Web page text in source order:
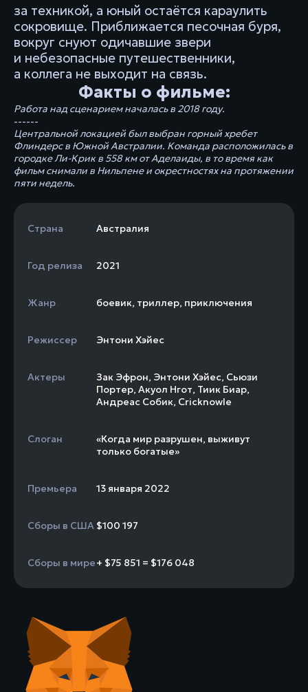
за техникой, а юный остаётся караулить
сокровище. Приближается песочная буря,
вокруг снуют одичавшие звери
и небезопасные путешественники,
а коллега не выходит на связь.
Факты о фильме:
Работа над сценарием началась в 2018 году.
------
Центральной локацией был выбран горный хребет
Флиндерс в Южной Австралии. Команда расположилась в
городке Ли-Крик в 558 км от Аделаиды, в то время как
фильм снимали в Нильпене и окрестностях на протяжении
пяти недель.
Страна Австралия
Год релиза 2021
Жанр боевик, триллер, приключения
Режиссер Энтони Хэйес
Актеры Зак Эфрон, Энтони Хэйес, Сьюзи
Портер, Акуол Нгот, Тиик Биар,
Андреас Собик, Cricknowle
Слоган
«Когда мир разрушен, выживут
только богатые»
Премьера 13 января 2022
Сборы в США $100 197
Сборы в мире+ $75 851 = $176 048